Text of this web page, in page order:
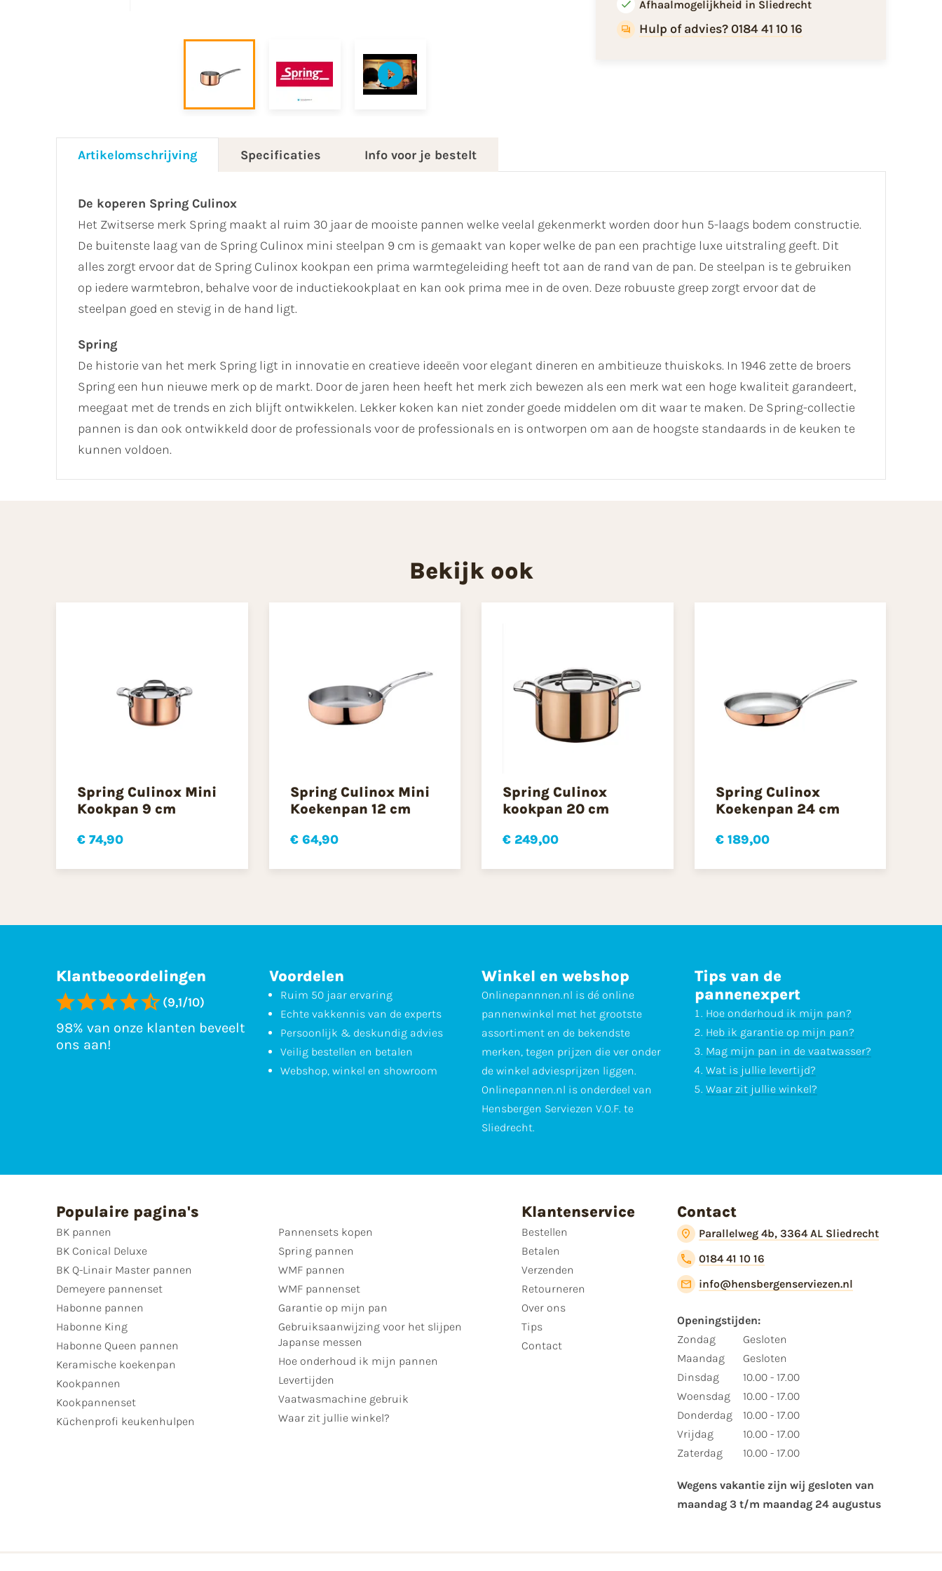
Afhaalmogelijkheid in Sliedrecht
Hulp of advies? 0184 41 10 16
Artikelomschrijving Specificaties Info voor je bestelt
De koperen Spring Culinox
Het Zwitserse merk Spring maakt al ruim 30 jaar de mooiste pannen welke veelal gekenmerkt worden door hun 5-laags bodem constructie.
De buitenste laag van de Spring Culinox mini steelpan 9 cm is gemaakt van koper welke de pan een prachtige luxe uitstraling geeft. Dit
alles zorgt ervoor dat de Spring Culinox kookpan een prima warmtegeleiding heeft tot aan de rand van de pan. De steelpan is te gebruiken
op iedere warmtebron, behalve voor de inductiekookplaat en kan ook prima mee in de oven. Deze robuuste greep zorgt ervoor dat de
steelpan goed en stevig in de hand ligt.
Spring
De historie van het merk Spring ligt in innovatie en creatieve ideeën voor elegant dineren en ambitieuze thuiskoks. In 1946 zette de broers
Spring een hun nieuwe merk op de markt. Door de jaren heen heeft het merk zich bewezen als een merk wat een hoge kwaliteit garandeert,
meegaat met de trends en zich blijft ontwikkelen. Lekker koken kan niet zonder goede middelen om dit waar te maken. De Spring-collectie
pannen is dan ook ontwikkeld door de professionals voor de professionals en is ontworpen om aan de hoogste standaards in de keuken te
kunnen voldoen.
Bekijk ook
Spring Culinox Mini
Kookpan 9 cm
€ 74,90
Spring Culinox Mini
Koekenpan 12 cm
€ 64,90
Spring Culinox
kookpan 20 cm
€ 249,00
Spring Culinox
Koekenpan 24 cm
€ 189,00
Klantbeoordelingen
(9,1/10)
98% van onze klanten beveelt
ons aan!
Voordelen
Ruim 50 jaar ervaring
Echte vakkennis van de experts
Persoonlijk & deskundig advies
Veilig bestellen en betalen
Webshop, winkel en showroom
Winkel en webshop
Onlinepannnen.nl is dé online
pannenwinkel met het grootste
assortiment en de bekendste
merken, tegen prijzen die ver onder
de winkel adviesprijzen liggen.
Onlinepannen.nl is onderdeel van
Hensbergen Serviezen V.O.F. te
Sliedrecht.
Tips van de
pannenexpert
Hoe onderhoud ik mijn pan?
Heb ik garantie op mijn pan?
Mag mijn pan in de vaatwasser?
Wat is jullie levertijd?
Waar zit jullie winkel?
Populaire pagina's
BK pannen
BK Conical Deluxe
BK Q-Linair Master pannen
Demeyere pannenset
Habonne pannen
Habonne King
Habonne Queen pannen
Keramische koekenpan
Kookpannen
Kookpannenset
Küchenprofi keukenhulpen
Pannensets kopen
Spring pannen
WMF pannen
WMF pannenset
Garantie op mijn pan
Gebruiksaanwijzing voor het slijpen
Japanse messen
Hoe onderhoud ik mijn pannen
Levertijden
Vaatwasmachine gebruik
Waar zit jullie winkel?
Klantenservice
Bestellen
Betalen
Verzenden
Retourneren
Over ons
Tips
Contact
Contact
Parallelweg 4b, 3364 AL Sliedrecht
0184 41 10 16
info@hensbergenserviezen.nl
Openingstijden:​
​Zondag
Maandag
Dinsdag
Woensdag
Donderdag
Vrijdag
Zaterdag
Gesloten
Gesloten
10.00 - 17.00
10.00 - 17.00
10.00 - 17.00
10.00 - 17.00
10.00 - 17.00
Wegens vakantie zijn wij gesloten van ​
maandag 3 t/m maandag 24 augustus